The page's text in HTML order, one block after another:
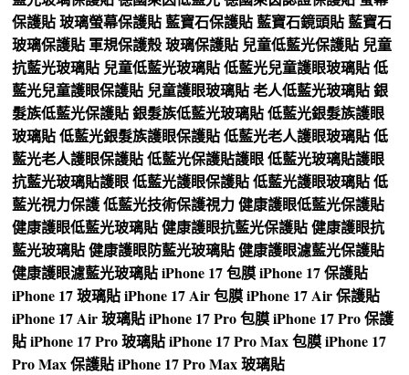
保護貼玻璃螢幕保護貼藍寶石保護貼藍寶石鏡頭貼藍寶石
玻璃保護貼 軍規保護殼玻璃保護貼 兒童低藍光保護貼 兒童
抗藍光玻璃貼 兒童低藍光玻璃貼低藍光兒童護眼玻璃貼低
藍光兒童護眼保護貼 兒童護眼玻璃貼老人低藍光玻璃貼銀
髮族低藍光保護貼銀髮族低藍光玻璃貼低藍光銀髮族護眼
玻璃貼低藍光銀髮族護眼保護貼低藍光老人護眼玻璃貼低
藍光老人護眼保護貼低藍光保護貼護眼低藍光玻璃貼護眼
抗藍光玻璃貼護眼低藍光護眼保護貼低藍光護眼玻璃貼低
藍光視力保護低藍光技術保護視力健康護眼低藍光保護貼
健康護眼低藍光玻璃貼健康護眼抗藍光保護貼健康護眼抗
藍光玻璃貼健康護眼防藍光玻璃貼健康護眼濾藍光保護貼
健康護眼濾藍光玻璃貼iPhone 17 包膜iPhone 17 保護貼
iPhone 17 玻璃貼iPhone 17 Air 包膜iPhone 17 Air 保護貼
iPhone 17 Air 玻璃貼iPhone 17 Pro 包膜iPhone 17 Pro 保護
貼iPhone 17 Pro 玻璃貼iPhone 17 Pro Max 包膜iPhone 17
Pro Max 保護貼iPhone 17 Pro Max 玻璃貼